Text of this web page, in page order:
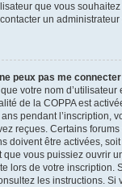
que vous
un administrateur
peux pas me connecter
votre nom d’utilisateur
de la COPPA est
pendant l’inscription,
reçues. Certains
doivent être activées,
que vous puissiez ouvrir
lors de votre inscription.
les instructions. Si